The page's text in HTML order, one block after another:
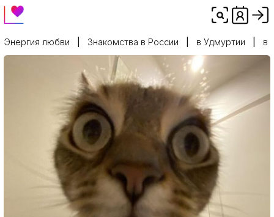
Энергия любви Знакомства в России в Удмуртии в